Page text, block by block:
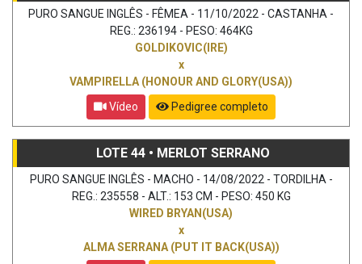
PURO SANGUE INGLÊS - FÊMEA - 11/10/2022 - CASTANHA -
REG.: 236194 - PESO: 464KG
GOLDIKOVIC(IRE)
x
VAMPIRELLA (HONOUR AND GLORY(USA))
Vídeo
Pedigree completo
LOTE 44 • MERLOT SERRANO
PURO SANGUE INGLÊS - MACHO - 14/08/2022 - TORDILHA -
REG.: 235558 - ALT.: 153 CM - PESO: 450 KG
WIRED BRYAN(USA)
x
ALMA SERRANA (PUT IT BACK(USA))